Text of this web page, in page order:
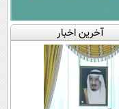
آخرین اخبار